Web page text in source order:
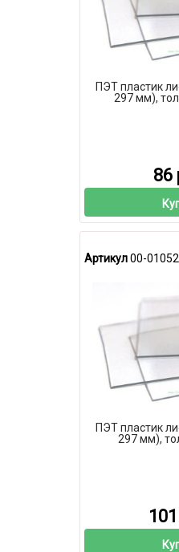
ПЭТ пластик
297 мм),
86
Артикул00-
ПЭТ пластик
297 мм),